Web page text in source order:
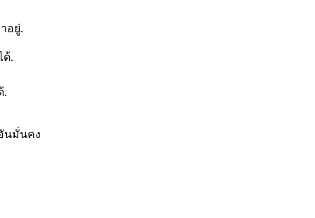
อยู่.
ด้.
.
นมั่นคง